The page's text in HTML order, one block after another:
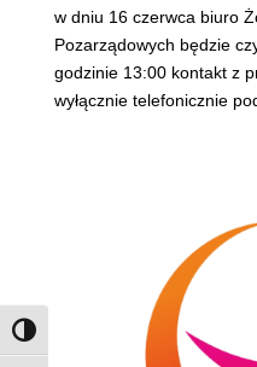
Zmień kontrast
w dniu 16 czerwca biuro
Pozarządowych będzie
godzinie 13:00 kontakt z
wyłącznie telefonicznie